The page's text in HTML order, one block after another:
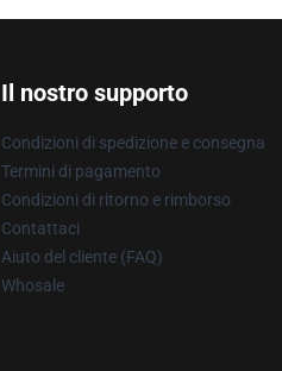
Il nostro supporto
Condizioni di spedizione e consegna
Termini di pagamento
Condizioni di ritorno e rimborso
Contattaci
Aiuto del cliente (FAQ)
Whosale